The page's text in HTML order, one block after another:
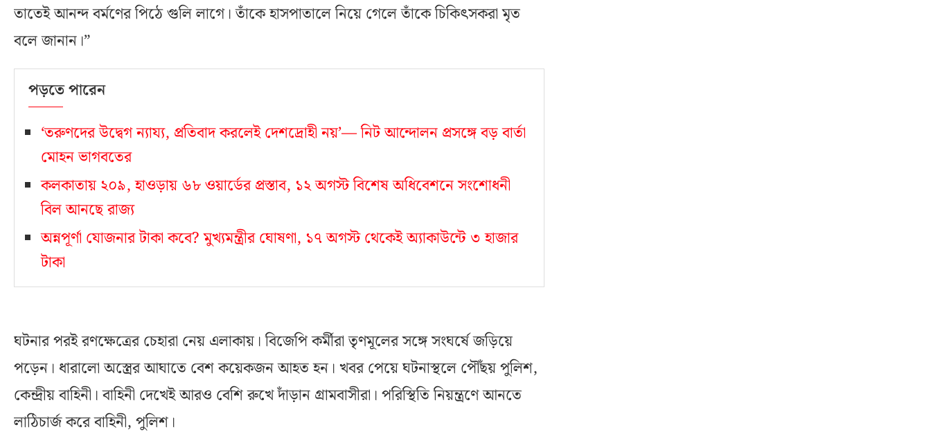
তাতেই আনন্দ বর্মণের পিঠে গুলি লাগে। তাঁকে হাসপাতালে নিয়ে গেলে তাঁকে চিকিৎসকরা মৃত
বলে জানান।”
পড়তে পারেন
‘তরুণদের উদ্বেগ ন্যায্য, প্রতিবাদ করলেই দেশদ্রোহী নয়’— নিট আন্দোলন প্রসঙ্গে বড় বার্তা
মোহন ভাগবতের
কলকাতায় ২০৯, হাওড়ায় ৬৮ ওয়ার্ডের প্রস্তাব, ১২ অগস্ট বিশেষ অধিবেশনে সংশোধনী
বিল আনছে রাজ্য
অন্নপূর্ণা যোজনার টাকা কবে? মুখ্যমন্ত্রীর ঘোষণা, ১৭ অগস্ট থেকেই অ্যাকাউন্টে ৩ হাজার
টাকা
ঘটনার পরই রণক্ষেত্রের চেহারা নেয় এলাকায়। বিজেপি কর্মীরা তৃণমূলের সঙ্গে সংঘর্ষে জড়িয়ে
পড়েন। ধারালো অস্ত্রের আঘাতে বেশ কয়েকজন আহত হন। খবর পেয়ে ঘটনাস্থলে পৌঁছয় পুলিশ,
কেন্দ্রীয় বাহিনী। বাহিনী দেখেই আরও বেশি রুখে দাঁড়ান গ্রামবাসীরা। পরিস্থিতি নিয়ন্ত্রণে আনতে
লাঠিচার্জ করে বাহিনী, পুলিশ।